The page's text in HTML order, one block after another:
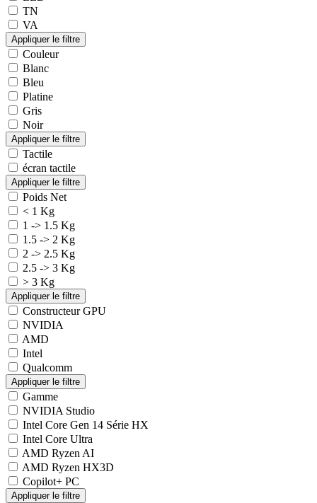
TN
VA
Couleur
Blanc
Bleu
Platine
Gris
Noir
Tactile
écran tactile
Poids Net
< 1 Kg
1 -> 1.5 Kg
1.5 -> 2 Kg
2 -> 2.5 Kg
2.5 -> 3 Kg
> 3 Kg
Constructeur GPU
NVIDIA
AMD
Intel
Qualcomm
Gamme
NVIDIA Studio
Intel Core Gen 14 Série HX
Intel Core Ultra
AMD Ryzen AI
AMD Ryzen HX3D
Copilot+ PC